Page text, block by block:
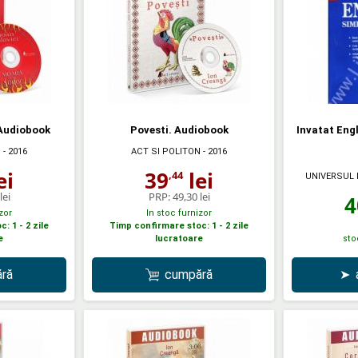
- 2016
1 - 2 zile
Povesti. Audiobook
ACT SI POLITON - 2016
39,44lei
PRP:49,30 lei
In stoc furnizor
Timp confirmare stoc: 1 - 2 zile
lucratoare
cumpără
Invatat
UNIVERSUL
➤